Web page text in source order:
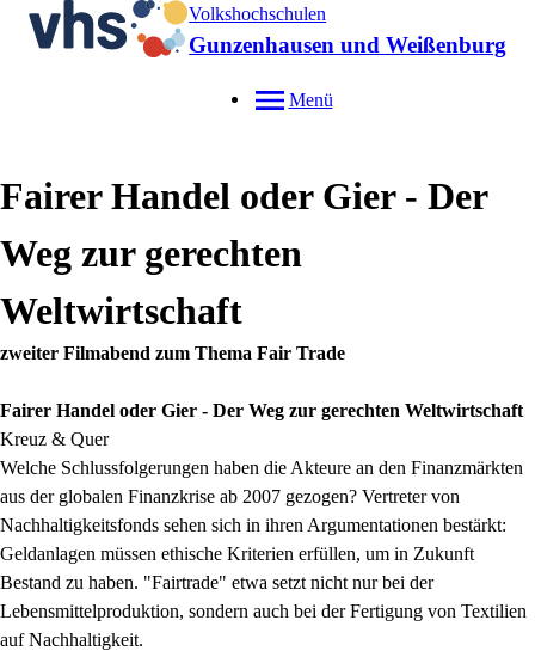
Volkshochschulen
Gunzenhausen und Weißenburg
Menü
Fairer Handel oder Gier - Der
Weg zur gerechten
Weltwirtschaft
zweiter Filmabend zum Thema Fair Trade
Fairer Handel oder Gier - Der Weg zur gerechten Weltwirtschaft
Kreuz & Quer
Welche Schlussfolgerungen haben die Akteure an den Finanzmärkten
aus der globalen Finanzkrise ab 2007 gezogen? Vertreter von
Nachhaltigkeitsfonds sehen sich in ihren Argumentationen bestärkt:
Geldanlagen müssen ethische Kriterien erfüllen, um in Zukunft
Bestand zu haben. "Fairtrade" etwa setzt nicht nur bei der
Lebensmittelproduktion, sondern auch bei der Fertigung von Textilien
auf Nachhaltigkeit.